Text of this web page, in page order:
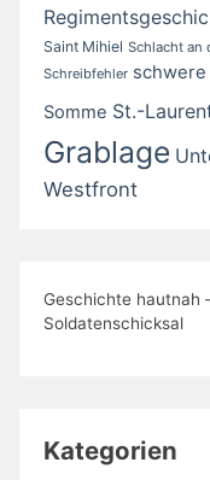
Saint Mihiel Schlacht an
Schreibfehler
Somme St.-
Grablage
Westfront
Geschichte hautnah
Soldatenschicksal
Kategorien